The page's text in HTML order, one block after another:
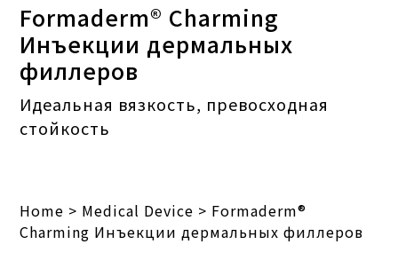
Formaderm® Charming
Инъекции дермальных
филлеров
Идеальная вязкость, превосходная
стойкость
Home > Medical Device > Formaderm®
Charming Инъекции дермальных филлеров